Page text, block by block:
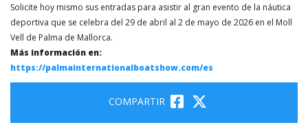
Solicite hoy mismo sus entradas para asistir al gran evento de la náutica
deportiva que se celebra del 29 de abril al 2 de mayo de 2026 en el Moll
Vell de Palma de Mallorca.
Más información en:
https://palmainternationalboatshow.com/es
COMPARTIR